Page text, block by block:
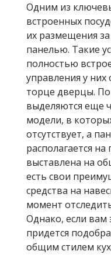
Одним из
встроенных
их размещения
панелью. Такие
полностью
управления у них
торце дверцы.
выделяются еще
модели, в
отсутствует, а
располагается
выставлена ​​на
есть свои
средства на
момент
Однако, если
придется
общим стилем